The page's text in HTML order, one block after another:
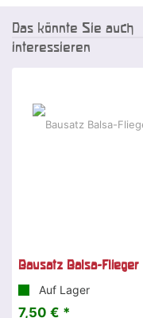
Das könnte Sie auch
interessieren
Bausatz Balsa-Flieger
Auf Lager
7,50 € *